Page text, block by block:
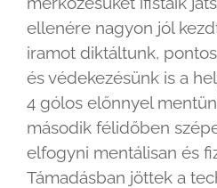
ellenére nagyon jól
iramot diktáltunk,
és védekezésünk is a
4 gólos előnnyel
második félidőben
elfogyni mentálisan és
Támadásban jöttek a